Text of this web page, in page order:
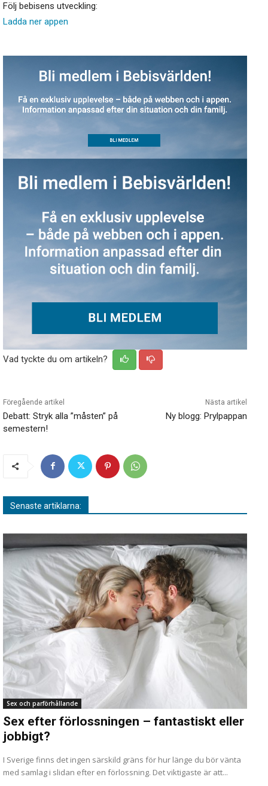
Följ bebisens utveckling:
Ladda ner appen
Vad tyckte du om artikeln?
Föregående artikel
Debatt: Stryk alla ”måsten” på
semestern!
Nästa artikel
Ny blogg: Prylpappan
Senaste artiklarna:
Sex och parförhållande
Sex efter förlossningen – fantastiskt eller
jobbigt?
I Sverige finns det ingen särskild gräns för hur länge du bör vänta
med samlag i slidan efter en förlossning. Det viktigaste är att...